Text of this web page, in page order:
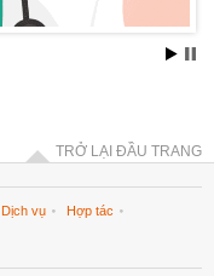
TRỞ LẠI ĐẦU TRANG
Dịch vụ
Hợp tác